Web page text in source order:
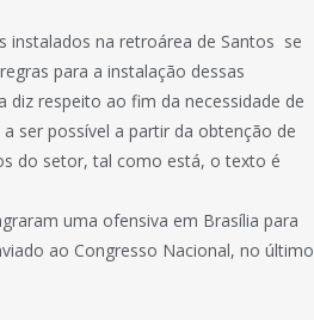
na retroárea de Santos  se
para a instalação dessas
respeito ao fim da necessidade de
ser possível a partir da obtenção de
do setor, tal como está, o texto é
uma ofensiva em Brasília para
ao Congresso Nacional, no último